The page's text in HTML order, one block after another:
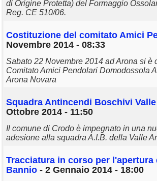
di Origine Protetta) del Formaggio
Reg. CE 510/06.
Costituzione del comitato Amici
Novembre 2014 - 08:33
Sabato 22 Novembre 2014 ad Arona si è
Comitato Amici Pendolari Domodossola
Arona Novara
Squadra Antincendi Boschivi
Ottobre 2014 - 11:50
Il comune di Crodo è impegnato in una
adesione alla squadra A.I.B. della Valle
Tracciatura in corso per l'apertura
Bannio - 2 Gennaio 2014 - 18:00